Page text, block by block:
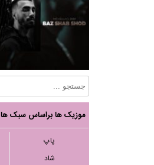
موزیک ها براساس سبک ها
پاپ
شاد